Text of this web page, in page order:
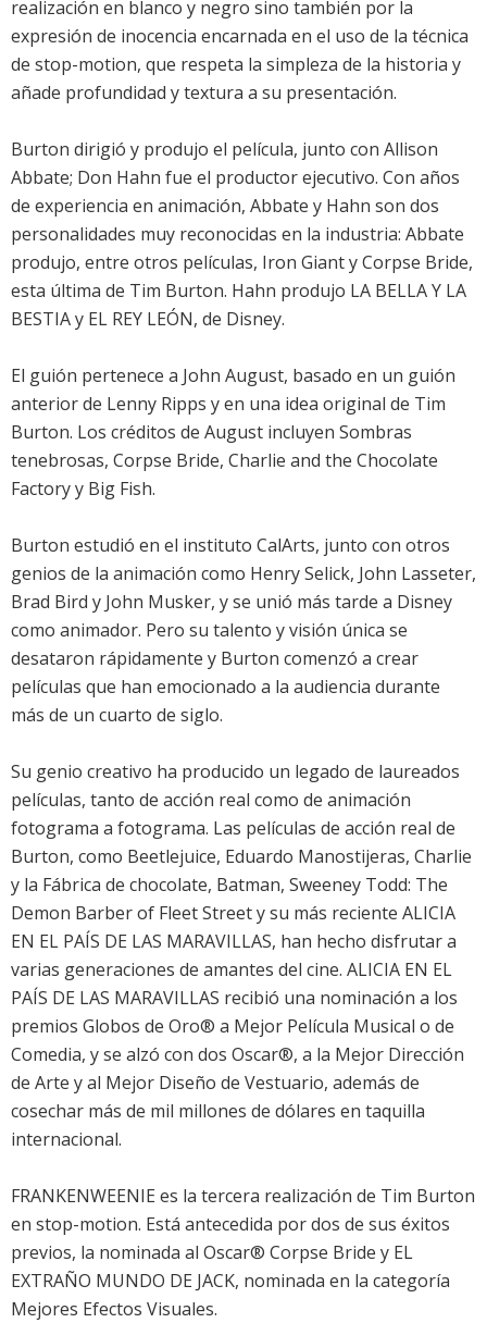
realización en blanco y negro sino también por la
expresión de inocencia encarnada en el uso de la técnica
de stop-motion, que respeta la simpleza de la historia y
añade profundidad y textura a su presentación.
Burton dirigió y produjo el película, junto con Allison
Abbate; Don Hahn fue el productor ejecutivo. Con años
de experiencia en animación, Abbate y Hahn son dos
personalidades muy reconocidas en la industria: Abbate
produjo, entre otros películas, Iron Giant y Corpse Bride,
esta última de Tim Burton. Hahn produjo LA BELLA Y LA
BESTIA y EL REY LEÓN, de Disney.
El guión pertenece a John August, basado en un guión
anterior de Lenny Ripps y en una idea original de Tim
Burton. Los créditos de August incluyen Sombras
tenebrosas, Corpse Bride, Charlie and the Chocolate
Factory y Big Fish.
Burton estudió en el instituto CalArts, junto con otros
genios de la animación como Henry Selick, John Lasseter,
Brad Bird y John Musker, y se unió más tarde a Disney
como animador. Pero su talento y visión única se
desataron rápidamente y Burton comenzó a crear
películas que han emocionado a la audiencia durante
más de un cuarto de siglo.
Su genio creativo ha producido un legado de laureados
películas, tanto de acción real como de animación
fotograma a fotograma. Las películas de acción real de
Burton, como Beetlejuice, Eduardo Manostijeras, Charlie
y la Fábrica de chocolate, Batman, Sweeney Todd: The
Demon Barber of Fleet Street y su más reciente ALICIA
EN EL PAÍS DE LAS MARAVILLAS, han hecho disfrutar a
varias generaciones de amantes del cine. ALICIA EN EL
PAÍS DE LAS MARAVILLAS recibió una nominación a los
premios Globos de Oro® a Mejor Película Musical o de
Comedia, y se alzó con dos Oscar®, a la Mejor Dirección
de Arte y al Mejor Diseño de Vestuario, además de
cosechar más de mil millones de dólares en taquilla
internacional.
FRANKENWEENIE es la tercera realización de Tim Burton
en stop-motion. Está antecedida por dos de sus éxitos
previos, la nominada al Oscar® Corpse Bride y EL
EXTRAÑO MUNDO DE JACK, nominada en la categoría
Mejores Efectos Visuales.